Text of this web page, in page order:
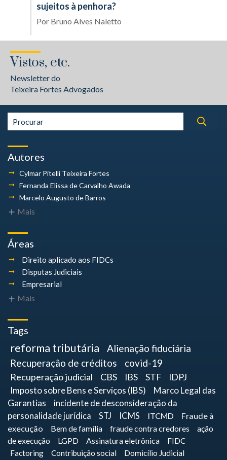
sujeitos à penhora?
Por Bruno Alves Naletto
Vistos, etc.
Newsletter do
Teixeira Fortes Advogados
Autores
Cylmar Pitelli Teixeira Fortes
Fernanda Elissa de Carvalho Awada
Marcelo Augusto de Barros
Mais
Áreas
Direito aplicado aos FIDCs
Disputas Judiciais
Empresarial
Mais
Tags
reforma tributária
Alienação fiduciária
Recuperação de créditos
covid-19
Recuperação judicial CBS IBS STF
IDPJ
Imposto sobre Bens e Serviços (IBS)
Marco Legal das
Garantias
incidente de desconsideração da
personalidade jurídica
STJ ICMS ITCMD
Fraude à
execução
Bem de família fraude contra credores
ação
de execução
LGPD Assinatura eletrônica
FIDC
Factoring
Contribuição social
Domicílio Judicial